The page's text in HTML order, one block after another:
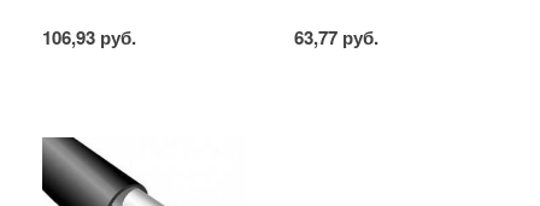
106,93 руб. 63,77 руб.